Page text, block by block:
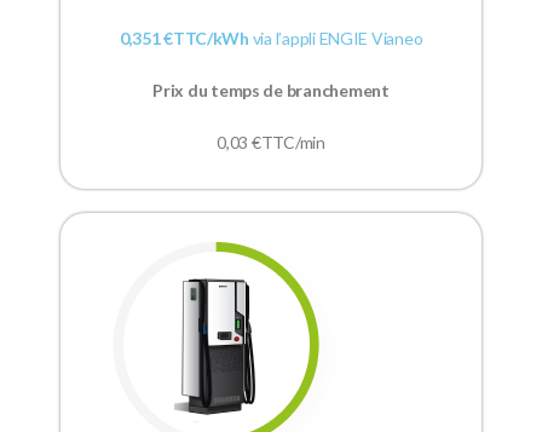
0,351 €TTC/kWh via l’appli ENGIE Vianeo
Prix du temps de branchement
0,03 €TTC/min